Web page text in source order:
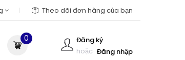
Theo dõi đơn hàng của bạn
Đăng ký
hoặc Đăng nhập
0